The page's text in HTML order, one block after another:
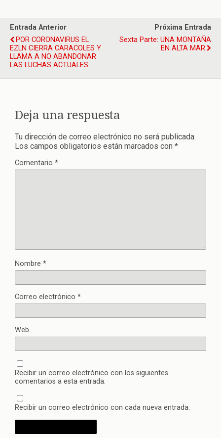
Entrada Anterior
POR CORONAVIRUS EL
EZLN CIERRA CARACOLES Y
LLAMA A NO ABANDONAR
LAS LUCHAS ACTUALES
Próxima Entrada
Sexta Parte: UNA MONTAÑA
EN ALTA MAR
Deja una respuesta
Tu dirección de correo electrónico no será publicada.
Los campos obligatorios están marcados con *
Comentario *
Nombre *
Correo electrónico *
Web
Recibir un correo electrónico con los siguientes
comentarios a esta entrada.
Recibir un correo electrónico con cada nueva entrada.